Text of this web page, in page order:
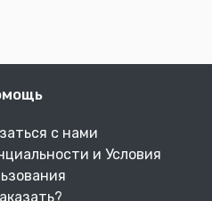
Fiesta разноцветный для
м...
1,567.